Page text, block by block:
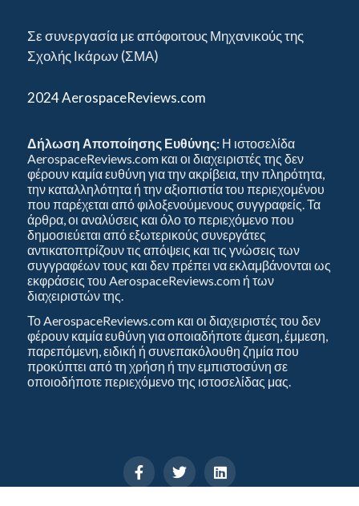
Σε συνεργασία με απόφοιτους Μηχανικούς της
Σχολής Ικάρων (ΣΜΑ)
2024 AerospaceReviews.com
Δήλωση Αποποίησης Ευθύνης: Η ιστοσελίδα
AerospaceReviews.com και οι διαχειριστές της δεν
φέρουν καμία ευθύνη για την ακρίβεια, την πληρότητα,
την καταλληλότητα ή την αξιοπιστία του περιεχομένου
που παρέχεται από φιλοξενούμενους συγγραφείς. Τα
άρθρα, οι αναλύσεις και όλο το περιεχόμενο που
δημοσιεύεται από εξωτερικούς συνεργάτες
αντικατοπτρίζουν τις απόψεις και τις γνώσεις των
συγγραφέων τους και δεν πρέπει να εκλαμβάνονται ως
εκφράσεις του AerospaceReviews.com ή των
διαχειριστών της.
Το AerospaceReviews.com και οι διαχειριστές του δεν
φέρουν καμία ευθύνη για οποιαδήποτε άμεση, έμμεση,
παρεπόμενη, ειδική ή συνεπακόλουθη ζημία που
προκύπτει από τη χρήση ή την εμπιστοσύνη σε
οποιοδήποτε περιεχόμενο της ιστοσελίδας μας.